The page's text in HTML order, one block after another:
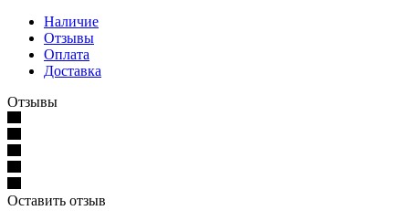
Наличие
Отзывы
Оплата
Доставка
Отзывы
Оставить отзыв